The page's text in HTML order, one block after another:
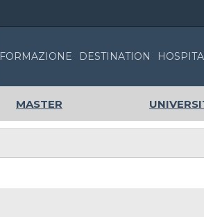
FORMAZIONE DESTINATION
MASTER